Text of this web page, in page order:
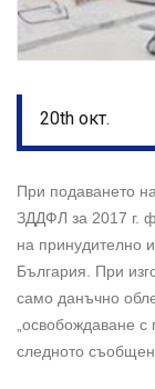
20th окт.
При подаването
ЗДДФЛ за 2017 г.
на принудително
България. При
само данъчно
„освобождаване
следното